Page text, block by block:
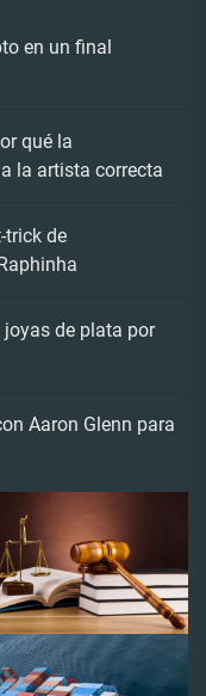
en un final
qué la
la artista correcta
trick de
joyas de plata por
Aaron Glenn para